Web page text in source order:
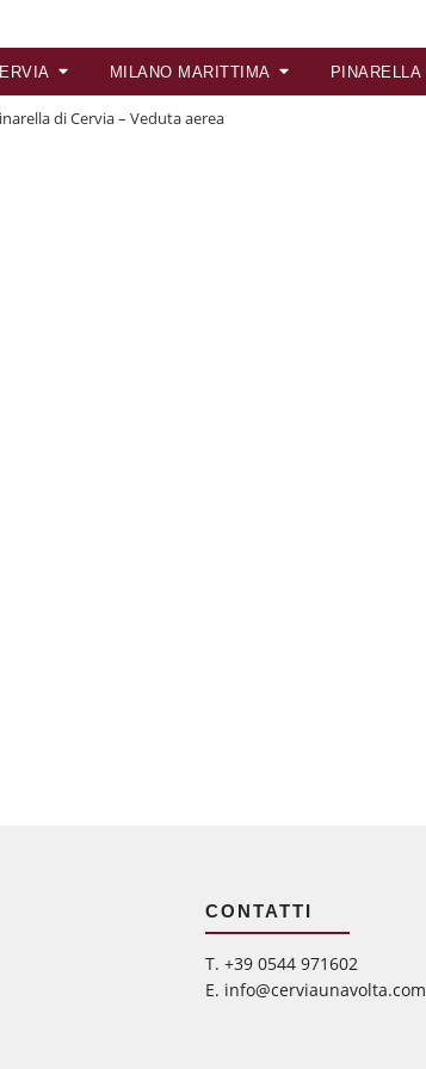
MILANO MARITTIMA PINARELLA
di Cervia – Veduta aerea
CONTATTI
‭T. +39 0544 971602
E. info@cerviaunavolta.com